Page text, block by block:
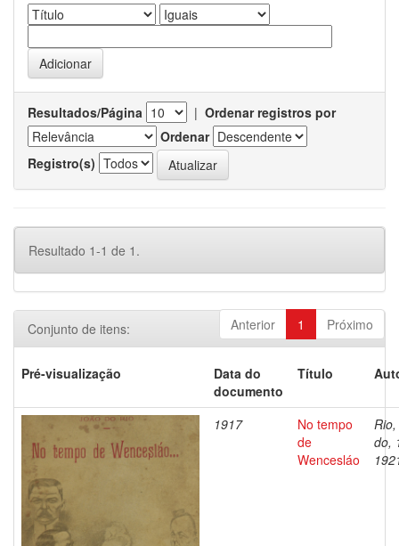
Resultados/Página | Ordenar registros por
Ordenar
Registro(s)
Resultado 1-1 de 1.
Anterior 1 Próximo
Conjunto de itens:
Pré-visualização
Data do
documento
Título
1917
No tempo
de
Wencesláo
do,